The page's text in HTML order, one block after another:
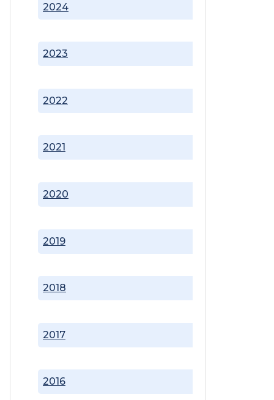
2016
2017
2018
2019
2020
2021
2022
2023
2024